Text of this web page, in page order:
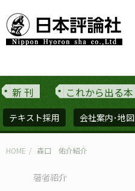
新 刊 これから出る本
テキスト採用 会社案内･地図
HOME 森口 佑介紹介
著者紹介